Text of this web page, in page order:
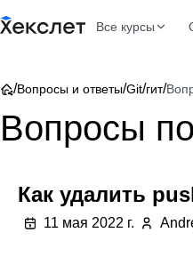
Все курсы
/Вопросы и ответы/Git/гит/
Вопросы по
Как удалить
11 мая 2022 г.